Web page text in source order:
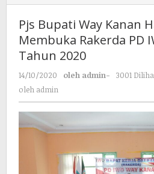
Pjs Bupati Way Kanan
Membuka Rakerda PD
Tahun 2020
14/10/2020 oleh admin-
3001
oleh admin